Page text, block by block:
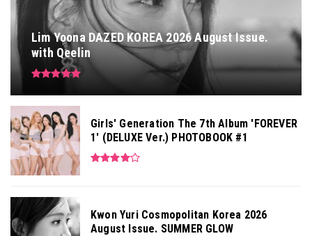
Lim Yoona DAZED KOREA 2026 August Issue.
with Qeelin
Girls' Generation The 7th Album 'FOREVER
1' (DELUXE Ver.) PHOTOBOOK #1
Kwon Yuri Cosmopolitan Korea 2026
August Issue. SUMMER GLOW